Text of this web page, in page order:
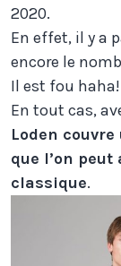
2020.
En effet, il y a
encore le
Il est fou haha!
En tout cas,
Loden
que l’on
classique.